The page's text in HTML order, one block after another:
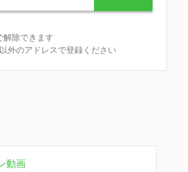
解除できます
外のアドレスで登録ください
動画